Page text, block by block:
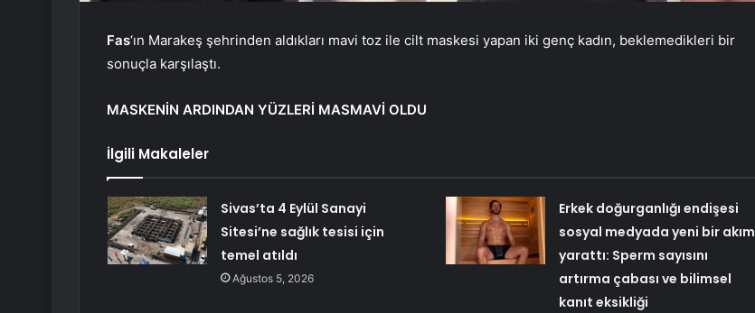
Fas‘ın Marakeş şehrinden aldıkları mavi toz ile cilt maskesi yapan iki genç kadın, beklemedikleri bir
sonuçla karşılaştı.
MASKENİN ARDINDAN YÜZLERİ MASMAVİ OLDU
İlgili Makaleler
Sivas’ta 4 Eylül Sanayi
Sitesi’ne sağlık tesisi için
temel atıldı
Ağustos 5, 2026
Erkek doğurganlığı endişesi
sosyal medyada yeni bir akım
yarattı: Sperm sayısını
artırma çabası ve bilimsel
kanıt eksikliği